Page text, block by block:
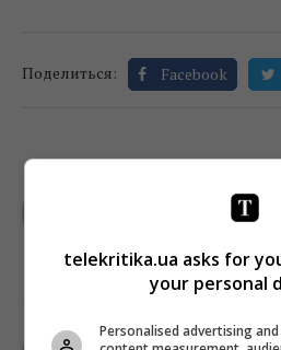
Поделиться: Facebook
telekritika.ua asks for
your personal
Personalised advertising